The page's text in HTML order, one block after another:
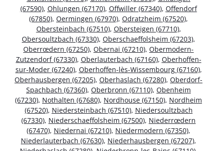
(67590), Ohlungen (67170), Offwiller (67340), Offendorf
(67850), Oermingen (67970), Odratzheim (67520),
Obersteinbach (67510), Obersteigen (67710),
Obersoultzbach (67330), Oberschaeffolsheim (67203),
Oberrœdern (67250), Obernai (67210), Obermodern-
Zutzendorf (67330), Oberlauterbach (67160), Oberhoffen-
sur-Moder (67240), Oberhoffen-lès-Wissembourg (67160),
Oberhausbergen (67205), Oberhaslach (67280), Oberdorf-
Spachbach (67360), Oberbronn (67110), Obenheim
(67230), Nothalten (67680), Nordhouse (67150), Nordheim
(67520), Niedersteinbach (67510), Niedersoultzbach
(67330), Niederschaeffolsheim (67500), Niederrœdern
(67470), Niedernai (67210), Niedermodern (67350),
Niederlauterbach (67630), Niederhausbergen (67207),